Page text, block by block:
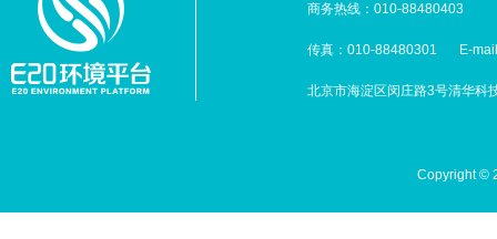
商务热线：010-88480403
传真：010-88480301 E-
北京市海淀区闵庄路3号清华科
Copyright ©